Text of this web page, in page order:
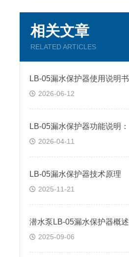
相关文章
RELATED ARTICLES
LB-05漏水保护器使用说明书
2026-06-12
LB-05漏水保护器功能说明：
2026-04-11
LB-05漏水保护器技术原理
2025-11-21
潜水泵LB-05漏水保护器概述
2025-09-06